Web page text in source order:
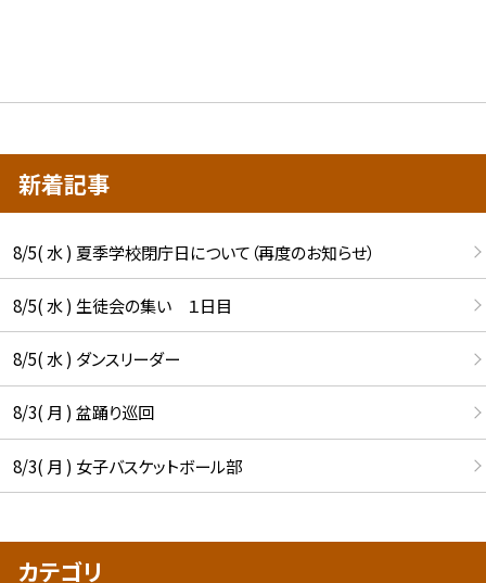
新着記事
8/5( 水 ) 夏季学校閉庁日について（再度のお知らせ）
8/5( 水 ) 生徒会の集い １日目
8/5( 水 ) ダンスリーダー
8/3( 月 ) 盆踊り巡回
8/3( 月 ) 女子バスケットボール部
カテゴリ